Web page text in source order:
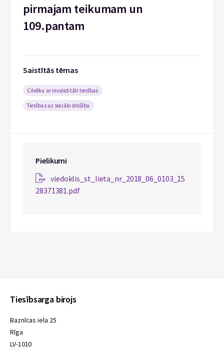
pirmajam teikumam un
109.pantam
Saistītās tēmas
Cilvēku ar invaliditāti tiesības
Tiesības uz sociālo drošību
Pielikumi
viedoklis_st_lieta_nr_2018_06_0103_15
28371381.pdf
Tiesībsarga birojs
Baznīcas iela 25
Rīga
LV-1010